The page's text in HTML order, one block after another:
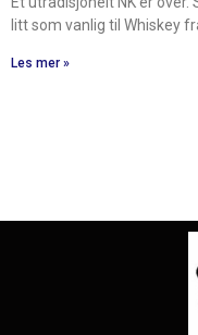
litt som vanlig til Whiskey
Les mer »